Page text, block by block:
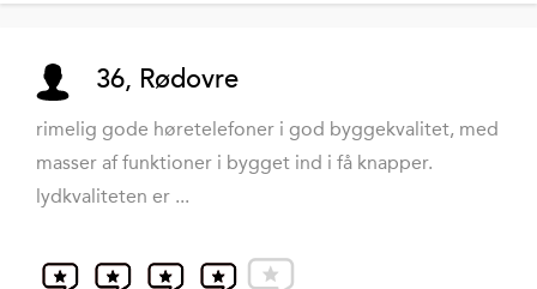
36, Rødovre
rimelig gode høretelefoner i god byggekvalitet, med
masser af funktioner i bygget ind i få knapper.
lydkvaliteten er ...